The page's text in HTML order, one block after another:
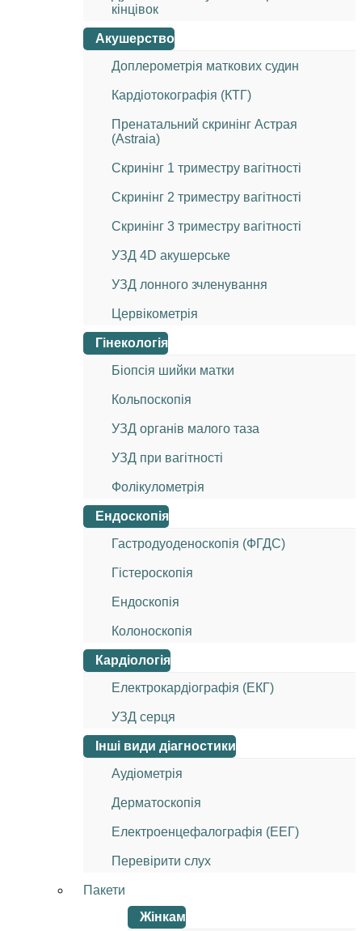
кінцівок
Акушерство
Доплерометрія маткових судин
Кардіотокографія (КТГ)
Пренатальний скринінг Астрая
(Astraia)
Скринінг 1 триместру вагітності
Скринінг 2 триместру вагітності
Скринінг 3 триместру вагітності
УЗД 4D акушерське
УЗД лонного зчленування
Цервікометрія
Гінекологія
Біопсія шийки матки
Кольпоскопія
УЗД органів малого таза
УЗД при вагітності
Фолікулометрія
Ендоскопія
Гастродуоденоскопія (ФГДС)
Гістероскопія
Ендоскопія
Колоноскопія
Кардіологія
Електрокардіографія (ЕКГ)
УЗД серця
Інші види діагностики
Аудіометрія
Дерматоскопія
Електроенцефалографія (ЕЕГ)
Перевірити слух
Пакети
Жінкам